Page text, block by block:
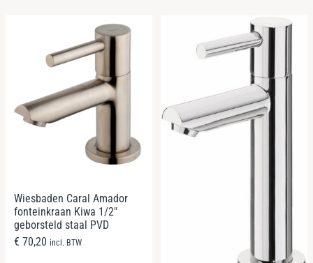
Wiesbaden Caral Amador
fonteinkraan Kiwa 1/2″
geborsteld staal PVD
€ 70,20 incl. BTW